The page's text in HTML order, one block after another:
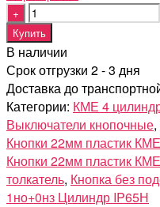
Quantity
Купить
В наличии
Срок отгрузки 2 - 3 дня
Доставка до
Категории: КМЕ 4
Выключатели кнопочные,
Кнопки 22мм пластик
Кнопки 22мм пластик
толкатель, Кнопка без
1но+0нз Цилиндр IP65Н